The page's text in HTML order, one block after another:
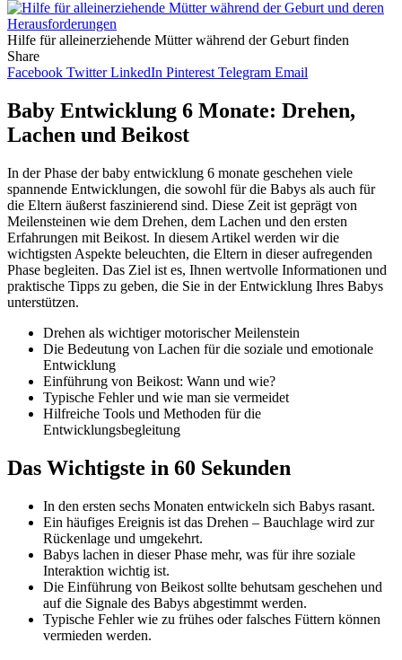
Hilfe für alleinerziehende Mütter während der Geburt finden
Share
Facebook Twitter LinkedIn Pinterest Telegram Email
Baby Entwicklung 6 Monate: Drehen,
Lachen und Beikost
In der Phase der baby entwicklung 6 monate geschehen viele
spannende Entwicklungen, die sowohl für die Babys als auch für
die Eltern äußerst faszinierend sind. Diese Zeit ist geprägt von
Meilensteinen wie dem Drehen, dem Lachen und den ersten
Erfahrungen mit Beikost. In diesem Artikel werden wir die
wichtigsten Aspekte beleuchten, die Eltern in dieser aufregenden
Phase begleiten. Das Ziel ist es, Ihnen wertvolle Informationen und
praktische Tipps zu geben, die Sie in der Entwicklung Ihres Babys
unterstützen.
Drehen als wichtiger motorischer Meilenstein
Die Bedeutung von Lachen für die soziale und emotionale
Entwicklung
Einführung von Beikost: Wann und wie?
Typische Fehler und wie man sie vermeidet
Hilfreiche Tools und Methoden für die
Entwicklungsbegleitung
Das Wichtigste in 60 Sekunden
In den ersten sechs Monaten entwickeln sich Babys rasant.
Ein häufiges Ereignis ist das Drehen – Bauchlage wird zur
Rückenlage und umgekehrt.
Babys lachen in dieser Phase mehr, was für ihre soziale
Interaktion wichtig ist.
Die Einführung von Beikost sollte behutsam geschehen und
auf die Signale des Babys abgestimmt werden.
Typische Fehler wie zu frühes oder falsches Füttern können
vermieden werden.